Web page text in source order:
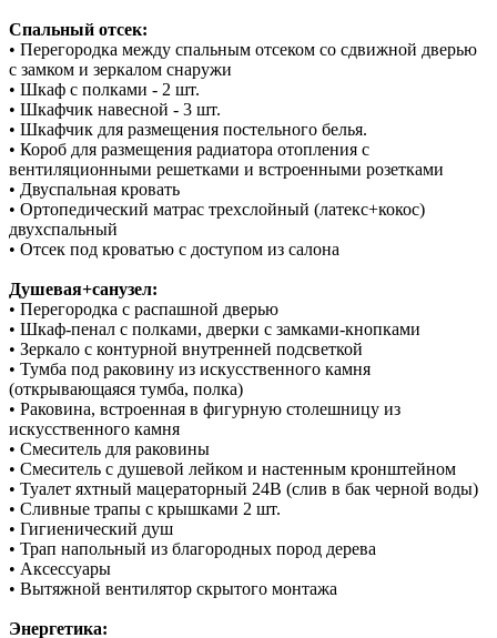
Спальный отсек:
• Перегородка между спальным отсеком со сдвижной дверью
с замком и зеркалом снаружи
• Шкаф с полками - 2 шт.
• Шкафчик навесной - 3 шт.
• Шкафчик для размещения постельного белья.
• Короб для размещения радиатора отопления с
вентиляционными решетками и встроенными розетками
• Двуспальная кровать
• Ортопедический матрас трехслойный (латекс+кокос)
двухспальный
• Отсек под кроватью с доступом из салона
Душевая+санузел:
• Перегородка с распашной дверью
• Шкаф-пенал с полками, дверки с замками-кнопками
• Зеркало с контурной внутренней подсветкой
• Тумба под раковину из искусственного камня
(открывающаяся тумба, полка)
• Раковина, встроенная в фигурную столешницу из
искусственного камня
• Смеситель для раковины
• Смеситель с душевой лейком и настенным кронштейном
• Туалет яхтный мацераторный 24В (cлив в бак черной воды)
• Сливные трапы с крышками 2 шт.
• Гигиенический душ
• Трап напольный из благородных пород дерева
• Аксессуары
• Вытяжной вентилятор скрытого монтажа
Энергетика: